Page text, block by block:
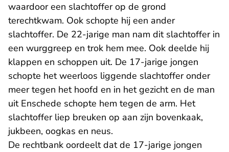
waardoor een slachtoffer op de grond
terechtkwam. Ook schopte hij een ander
slachtoffer. De 22-jarige man nam dit slachtoffer in
een wurggreep en trok hem mee. Ook deelde hij
klappen en schoppen uit. De 17-jarige jongen
schopte het weerloos liggende slachtoffer onder
meer tegen het hoofd en in het gezicht en de man
uit Enschede schopte hem tegen de arm. Het
slachtoffer liep breuken op aan zijn bovenkaak,
jukbeen, oogkas en neus.
De rechtbank oordeelt dat de 17-jarige jongen